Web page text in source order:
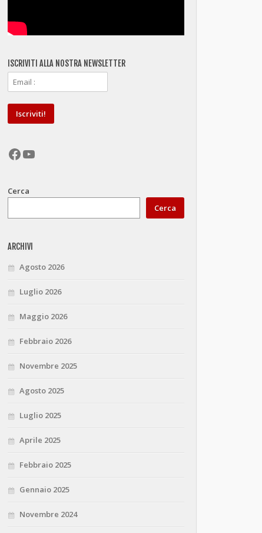
ISCRIVITI ALLA NOSTRA NEWSLETTER
Facebook
YouTube
Cerca
Cerca
ARCHIVI
Agosto 2026
Luglio 2026
Maggio 2026
Febbraio 2026
Novembre 2025
Agosto 2025
Luglio 2025
Aprile 2025
Febbraio 2025
Gennaio 2025
Novembre 2024